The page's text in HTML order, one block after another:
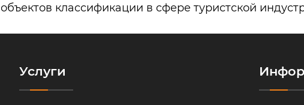
классификации в сфере туристской
Услуги